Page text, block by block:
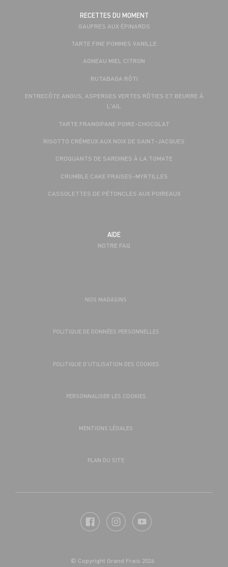
RECETTES DU MOMENT
GAUFRES AUX ÉPINARDS
TARTE FINE POMMES VANILLE
AGNEAU MIEL CITRON
RUTABAGA RÔTI
ENTRECÔTE ANGUS, ASPERGES VERTES RÔTIES ET BEURRE À
L'AIL
TARTE FRANGIPANE POIRE-CHOCOLAT
RISOTTO CRÉMEUX AUX NOIX DE SAINT-JACQUES
CROQUANTS DE SARDINES À LA TOMATE
CRUMBLE CAKE FRAISES-MYRTILLES
CASSOLETTES DE PÉTONCLES AUX POIREAUX
AIDE
NOTRE FAQ
NOS MAGASINS
POLITIQUE DE DONNÉES PERSONNELLES
POLITIQUE D’UTILISATION DES COOKIES
PERSONNALISER LES COOKIES
MENTIONS LÉGALES
PLAN DU SITE
© Copyright Grand Frais 2026